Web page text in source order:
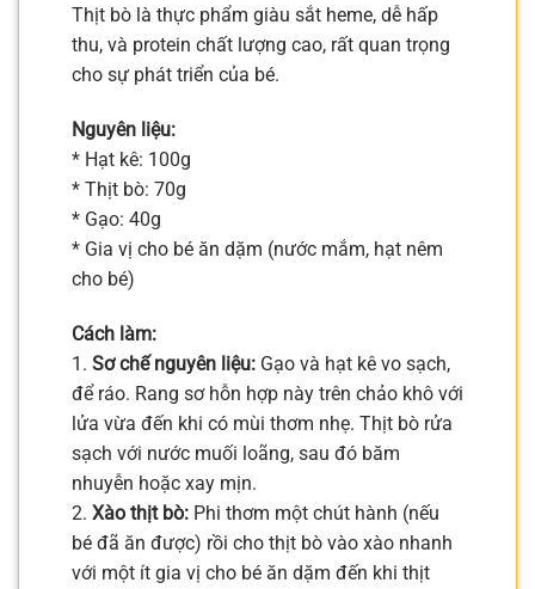
Thịt bò là thực phẩm giàu sắt heme, dễ hấp
thu, và protein chất lượng cao, rất quan trọng
cho sự phát triển của bé.
Nguyên liệu:
* Hạt kê: 100g
* Thịt bò: 70g
* Gạo: 40g
* Gia vị cho bé ăn dặm (nước mắm, hạt nêm
cho bé)
Cách làm:
1. Sơ chế nguyên liệu: Gạo và hạt kê vo sạch,
để ráo. Rang sơ hỗn hợp này trên chảo khô với
lửa vừa đến khi có mùi thơm nhẹ. Thịt bò rửa
sạch với nước muối loãng, sau đó băm
nhuyễn hoặc xay mịn.
2. Xào thịt bò: Phi thơm một chút hành (nếu
bé đã ăn được) rồi cho thịt bò vào xào nhanh
với một ít gia vị cho bé ăn dặm đến khi thịt